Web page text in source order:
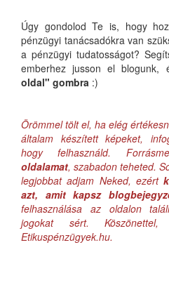
Úgy gondolod Te is, hogy
pénzügyi tanácsadókra van
a pénzügyi tudatosságot?
emberhez jusson el blogunk,
oldal" gombra :)
Örömmel tölt el, ha elég
általam készített képeket,
hogy felhasználd.
oldalamat, szabadon teheted.
legjobbat adjam Neked, ezért
azt, amit kapsz
felhasználása az oldalon
jogokat sért.
Etikuspénzügyek.hu.